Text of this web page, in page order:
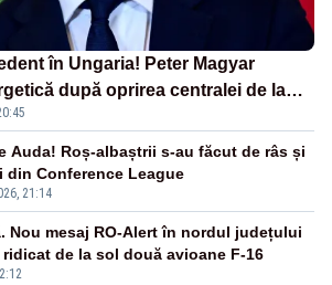
în Ungaria! Peter Magyar
după oprirea centralei de la
21:14
Auda! Roș-albaștrii s-au făcut de râs și
din Conference League
Nou mesaj RO-Alert în nordul județului
ridicat de la sol două avioane F-16